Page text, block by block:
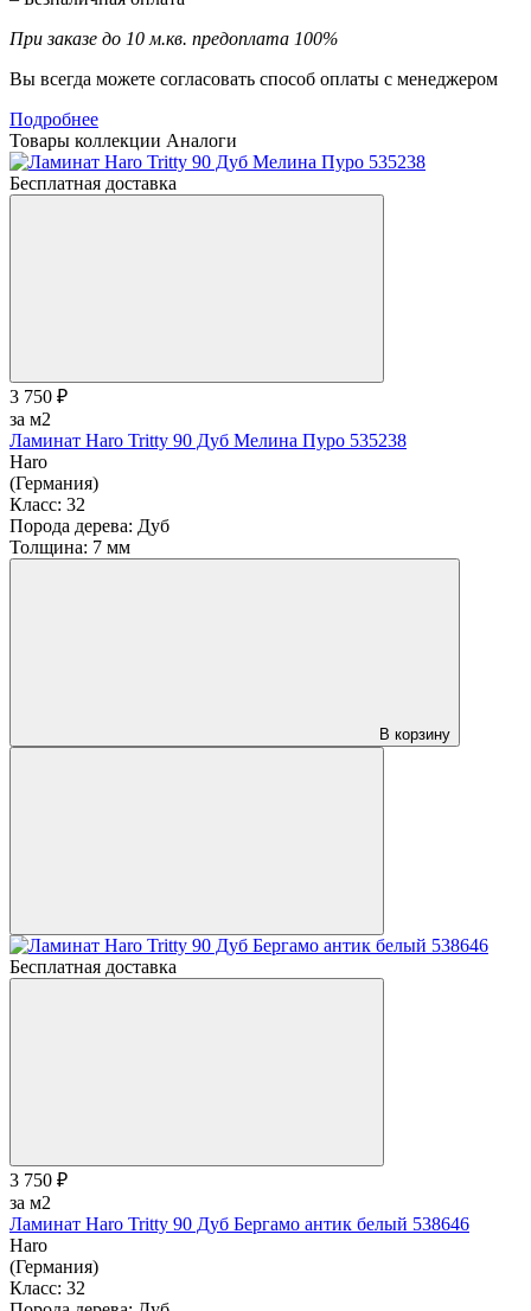
При заказе до 10 м.кв. предоплата 100%
Вы всегда можете согласовать способ оплаты с менеджером
Подробнее
Товары коллекции Аналоги
Бесплатная доставка
3 750 ₽
за м2
Ламинат Haro Tritty 90 Дуб Мелина Пуро 535238
Haro
(Германия)
Класс: 32
Порода дерева: Дуб
Толщина: 7 мм
В корзину
Бесплатная доставка
3 750 ₽
за м2
Ламинат Haro Tritty 90 Дуб Бергамо антик белый 538646
Haro
(Германия)
Класс: 32